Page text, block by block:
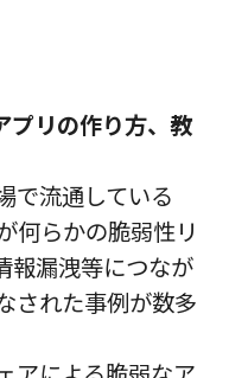
プリの作り方、教
で流通している
らかの脆弱性リ
報漏洩等につなが
された事例が数多